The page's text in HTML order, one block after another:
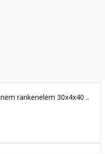
rankenelėm 30x4x40 ..